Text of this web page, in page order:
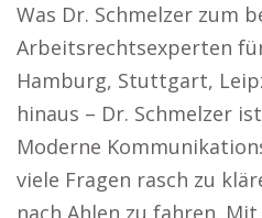
Was Dr. Schmelzer zum
Arbeitsrechtsexperten
Hamburg, Stuttgart,
hinaus – Dr. Schmelzer
Moderne
viele Fragen rasch zu
nach Ahlen zu fahren.